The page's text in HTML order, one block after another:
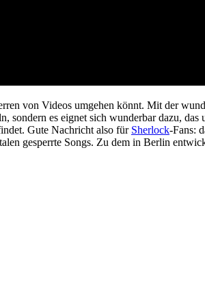
von Videos umgehen könnt. Mit der
sondern es eignet sich wunderbar dazu,
Gute Nachricht also für Sherlock-Fans:
gesperrte Songs. Zu dem in Berlin